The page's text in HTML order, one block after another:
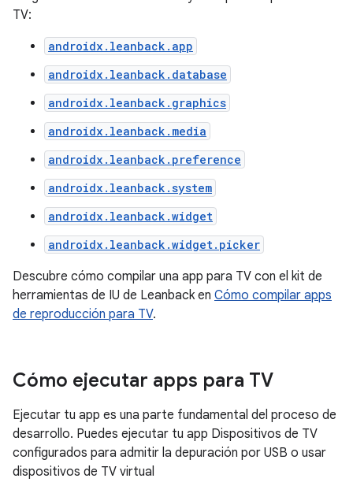
TV:
androidx.leanback.app
androidx.leanback.database
androidx.leanback.graphics
androidx.leanback.media
androidx.leanback.preference
androidx.leanback.system
androidx.leanback.widget
androidx.leanback.widget.picker
Descubre cómo compilar una app para TV con el kit de
herramientas de IU de Leanback en Cómo compilar apps
de reproducción para TV.
Cómo ejecutar apps para TV
Ejecutar tu app es una parte fundamental del proceso de
desarrollo. Puedes ejecutar tu app Dispositivos de TV
configurados para admitir la depuración por USB o usar
dispositivos de TV virtual